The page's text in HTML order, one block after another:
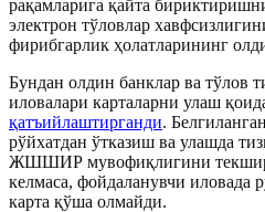
рақамларига қайта
электрон тўловлар
фирибгарлик ҳолатларининг
Бундан олдин банклар ва тўлов
иловалари карталарни улаш
қатъийлаштирганди.
рўйхатдан ўтказиш ва улашда
ЖШШИР мувофиқлигини
келмаса, фойдаланувчи иловада
карта қўша олмайди.